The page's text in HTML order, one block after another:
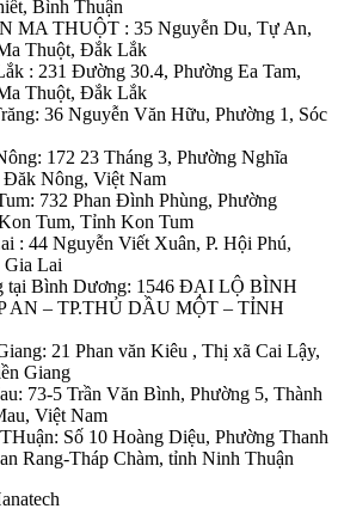
Bình Thuận
MA THUỘT : 35 Nguyễn Du, Tự An,
Thuột, Đắk Lắk
: 231 Đường 30.4, Phường Ea Tam,
Thuột, Đắk Lắk
36 Nguyễn Văn Hữu, Phường 1, Sóc
172 23 Tháng 3, Phường Nghĩa
Nông, Việt Nam
732 Phan Đình Phùng, Phường
Tum, Tỉnh Kon Tum
: 44 Nguyễn Viết Xuân, P. Hội Phú,
Gia Lai
tại Bình Dương: 1546 ĐẠI LỘ BÌNH
AN – TP.THỦ DẦU MỘT – TỈNH
21 Phan văn Kiêu , Thị xã Cai Lậy,
Giang
73-5 Trần Văn Bình, Phường 5, Thành
Việt Nam
Số 10 Hoàng Diệu, Phường Thanh
Rang-Tháp Chàm, tỉnh Ninh Thuận